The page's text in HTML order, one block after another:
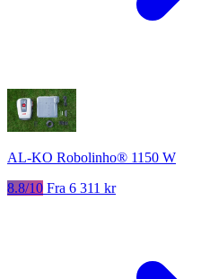
AL-KO Robolinho® 1150 W
8.8/10 Fra 6 311 kr